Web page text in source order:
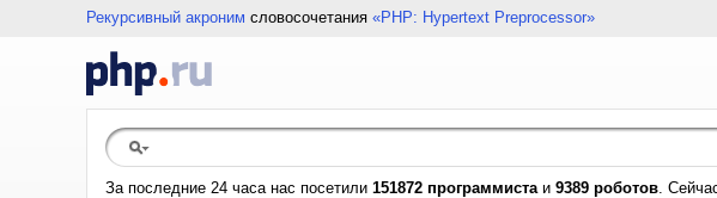
Рекурсивный акроним словосочетания «PHP: Hypertext Preprocessor»
За последние 24 часа нас посетили 151872 программистаи 9389 роботов.